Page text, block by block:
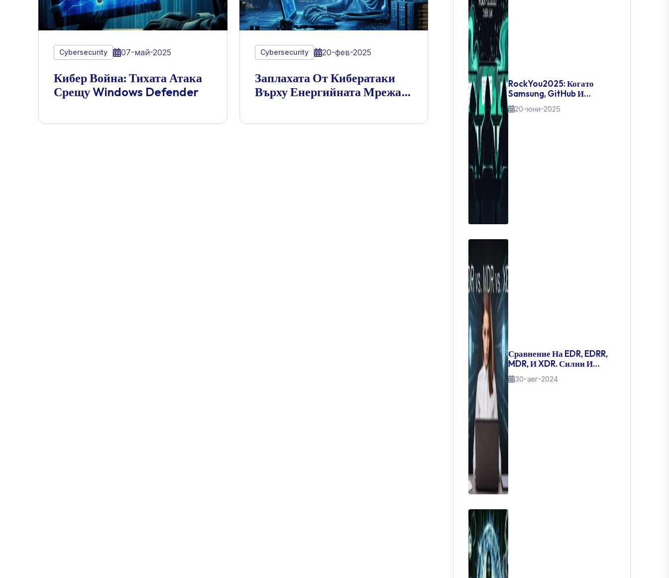
Cybersecurity 07-май-2025
Кибер Война: Тихата Атака
Срещу Windows Defender
Cybersecurity 20-фев-2025
Заплахата От Кибератаки
Върху Енергийната Мрежа
RockYou2025: Когато
Samsung, GitHub И
Правителства Паднаха –
Денят, В Който 16
20-юни-2025
Сравнение На EDR, EDRR,
MDR, И XDR. Силни И
Слаби Страни.
30-авг-2024